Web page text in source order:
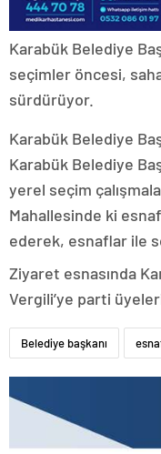
Karabük Belediye
seçimler öncesi, saha
sürdürüyor.
Karabük Belediye
Karabük Belediye
yerel seçim
Mahallesinde ki
ederek, esnaflar ile
Ziyaret esnasında
Vergili’ye parti
Belediye başkanı